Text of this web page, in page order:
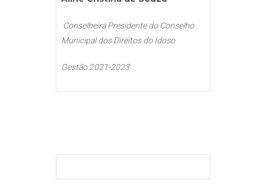
Conselheira Presidente do Conselho
Municipal dos Direitos do Idoso
Gestão 2021-2023